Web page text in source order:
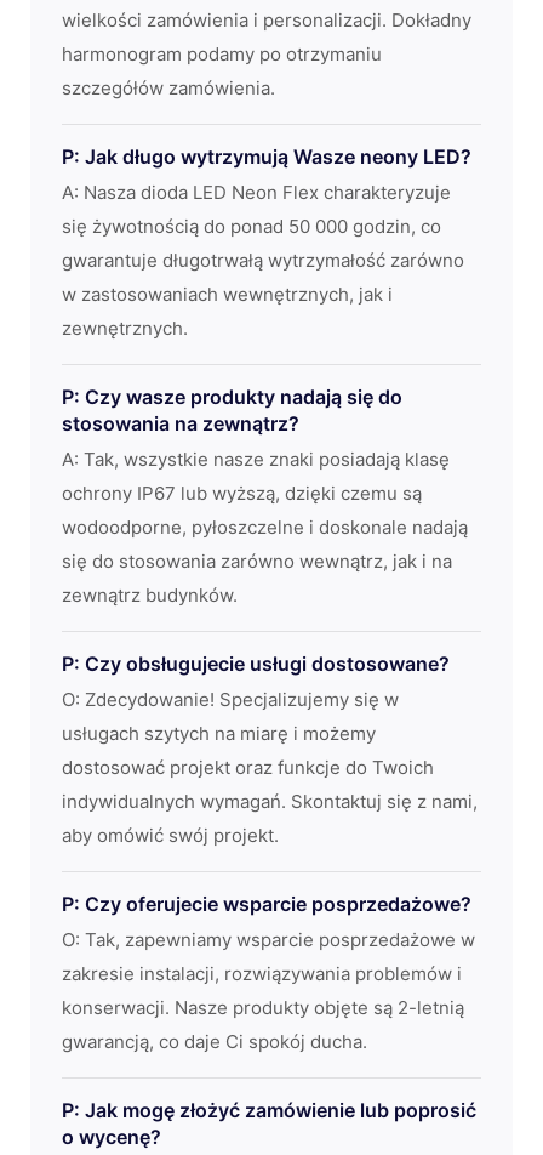
wielkości zamówienia i personalizacji. Dokładny
harmonogram podamy po otrzymaniu
szczegółów zamówienia.
P: Jak długo wytrzymują Wasze neony LED?
A: Nasza dioda LED Neon Flex charakteryzuje
się żywotnością do ponad 50 000 godzin, co
gwarantuje długotrwałą wytrzymałość zarówno
w zastosowaniach wewnętrznych, jak i
zewnętrznych.
P: Czy wasze produkty nadają się do
stosowania na zewnątrz?
A: Tak, wszystkie nasze znaki posiadają klasę
ochrony IP67 lub wyższą, dzięki czemu są
wodoodporne, pyłoszczelne i doskonale nadają
się do stosowania zarówno wewnątrz, jak i na
zewnątrz budynków.
P: Czy obsługujecie usługi dostosowane?
O: Zdecydowanie! Specjalizujemy się w
usługach szytych na miarę i możemy
dostosować projekt oraz funkcje do Twoich
indywidualnych wymagań. Skontaktuj się z nami,
aby omówić swój projekt.
P: Czy oferujecie wsparcie posprzedażowe?
O: Tak, zapewniamy wsparcie posprzedażowe w
zakresie instalacji, rozwiązywania problemów i
konserwacji. Nasze produkty objęte są 2-letnią
gwarancją, co daje Ci spokój ducha.
P: Jak mogę złożyć zamówienie lub poprosić
o wycenę?